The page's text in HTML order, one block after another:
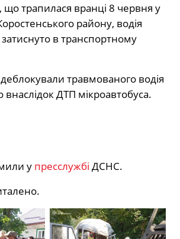
що трапилася вранці 8 червня у
району, водія
затиснуто в транспортному
травмованого водія
внаслідок ДТП мікроавтобуса.
у пресслужбі ДСНС.